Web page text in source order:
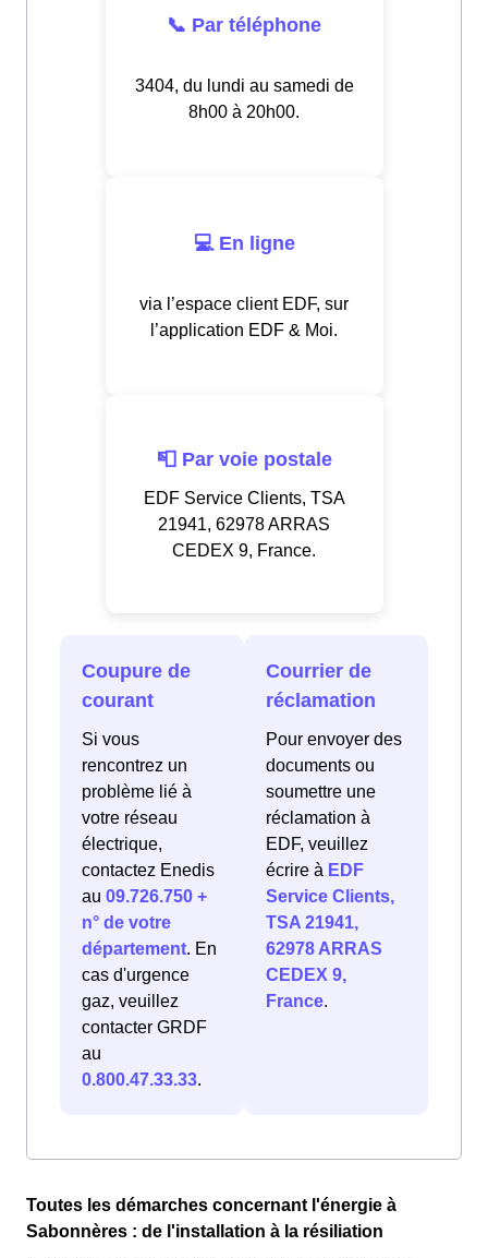
📞 Par téléphone
3404, du lundi au samedi de
8h00 à 20h00.
💻 En ligne
via l’espace client EDF, sur
l’application EDF & Moi.
📮 Par voie postale
EDF Service Clients, TSA
21941, 62978 ARRAS
CEDEX 9, France.
Coupure de
courant
Si vous
rencontrez un
problème lié à
votre réseau
électrique,
contactez Enedis
au 09.726.750 +
n° de votre
département. En
cas d'urgence
gaz, veuillez
contacter GRDF
au
0.800.47.33.33.
Courrier de
réclamation
Pour envoyer des
documents ou
soumettre une
réclamation à
EDF, veuillez
écrire à EDF
Service Clients,
TSA 21941,
62978 ARRAS
CEDEX 9,
France.
Toutes les démarches concernant l'énergie à
Sabonnères : de l'installation à la résiliation